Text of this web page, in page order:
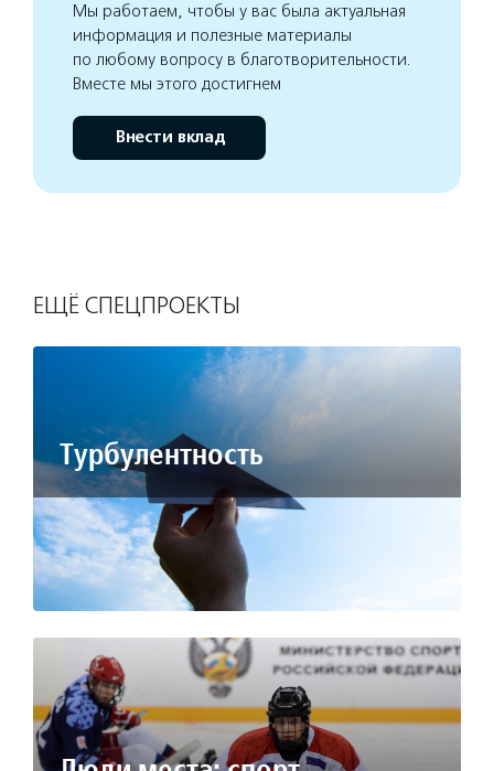
Мы работаем, чтобы у вас была актуальная
информация и полезные материалы
по любому вопросу в благотворительности.
Вместе мы этого достигнем
Внести вклад
ЕЩЁ СПЕЦПРОЕКТЫ
Турбулентность